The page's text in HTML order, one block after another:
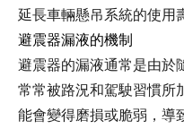
延長車輛懸吊系統的使用
避震器漏液的機制
避震器的漏液通常是由於
常常被路況和駕駛習慣所
能會變得磨損或脆弱，導